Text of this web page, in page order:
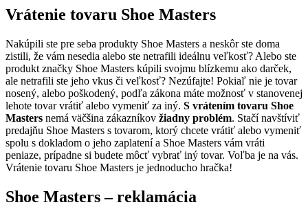
Vrátenie tovaru Shoe Masters
Nakúpili ste pre seba produkty Shoe Masters a neskôr ste doma
zistili, že vám nesedia alebo ste netrafili ideálnu veľkosť? Alebo ste
produkt značky Shoe Masters kúpili svojmu blízkemu ako darček,
ale netrafili ste jeho vkus či veľkosť? Nezúfajte! Pokiaľ nie je tovar
nosený, alebo poškodený, podľa zákona máte možnosť v stanovenej
lehote tovar vrátiť alebo vymeniť za iný. S vrátením tovaru Shoe
Masters nemá väčšina zákazníkov žiadny problém. Stačí navštíviť
predajňu Shoe Masters s tovarom, ktorý chcete vrátiť alebo vymeniť
spolu s dokladom o jeho zaplatení a Shoe Masters vám vráti
peniaze, prípadne si budete môcť vybrať iný tovar. Voľba je na vás.
Vrátenie tovaru Shoe Masters je jednoducho hračka!
Shoe Masters – reklamácia